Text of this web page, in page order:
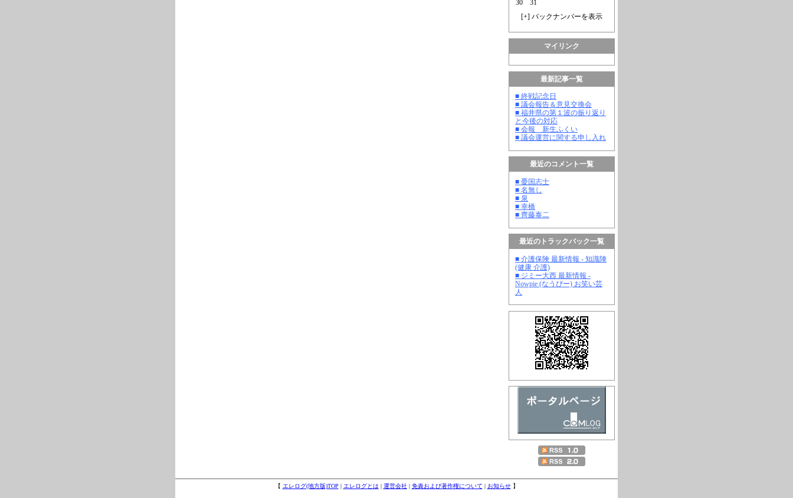
30
31
[+] バックナンバーを表示
マイリンク
最新記事一覧
■ 終戦記念日
■ 議会報告＆意見交換会
■ 福井県の第１波の振り返り
と今後の対応
■ 会報 新生ふくい
■ 議会運営に関する申し入れ
最近のコメント一覧
■ 憂国志士
■ 名無し
■ 泉
■ 幸橋
■ 齊藤泰二
最近のトラックバック一覧
■ 介護保険 最新情報 - 知識陣
(健康 介護)
■ ジミー大西 最新情報 -
Nowpie (なうぴー) お笑い芸
人
【 エレログ(地方版)TOP | エレログとは | 運営会社| 免責および著作権について | お知らせ】